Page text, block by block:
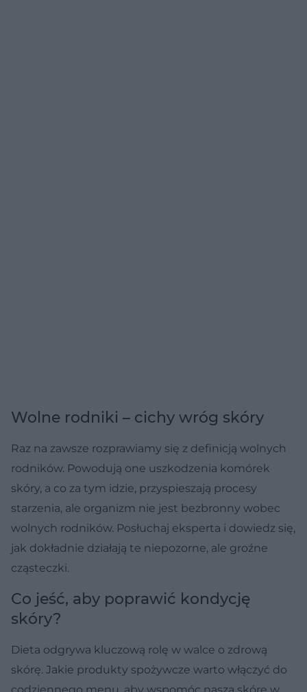
Wolne rodniki – cichy wróg skóry
Raz na zawsze rozprawiamy się z definicją wolnych
rodników. Powodują one uszkodzenia komórek
skóry, a co za tym idzie, przyspieszają procesy
starzenia, ale organizm nie jest bezbronny wobec
wolnych rodników. Posłuchaj eksperta i dowiedz się,
jak dokładnie działają te niepozorne, ale groźne
cząsteczki.
Co jeść, aby poprawić kondycję
skóry?
Dieta odgrywa kluczową rolę w walce o zdrową
skórę. Jakie produkty spożywcze warto włączyć do